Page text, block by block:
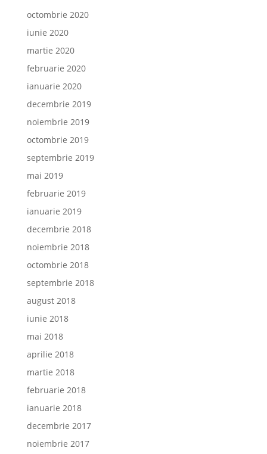
octombrie 2020
iunie 2020
martie 2020
februarie 2020
ianuarie 2020
decembrie 2019
noiembrie 2019
octombrie 2019
septembrie 2019
mai 2019
februarie 2019
ianuarie 2019
decembrie 2018
noiembrie 2018
octombrie 2018
septembrie 2018
august 2018
iunie 2018
mai 2018
aprilie 2018
martie 2018
februarie 2018
ianuarie 2018
decembrie 2017
noiembrie 2017